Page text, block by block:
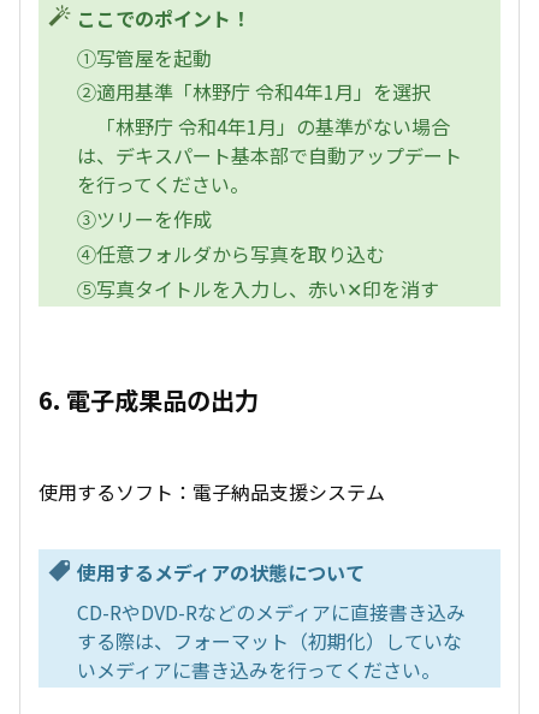
ここでのポイント！
①写管屋を起動
②適用基準「林野庁 令和4年1月」を選択
「林野庁 令和4年1月」の基準がない場合
は、デキスパート基本部で自動アップデート
を行ってください。
③ツリーを作成
④任意フォルダから写真を取り込む
⑤写真タイトルを入力し、赤い✕印を消す
6. 電子成果品の出力
使用するソフト：電子納品支援システム
使用するメディアの状態について
CD-RやDVD-Rなどのメディアに直接書き込み
する際は、フォーマット（初期化）していな
いメディアに書き込みを行ってください。